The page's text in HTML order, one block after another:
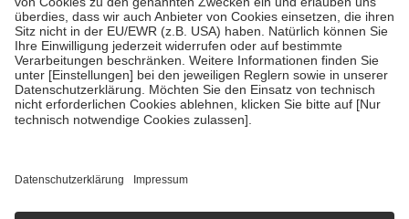
• Kindern und Jugendlichen bis zum vollendeten 18. Lebensjahr
mit Ausnahme der Fahrkosten
• Untersuchungen zur Vorsorge und Früherkennung, die von der
GKV getragen werden
• empfohlenen Schutzimpfungen
• Harn- und Blutteststreifen
getroffen, um sicherzustellen, dass es sich um echte Bewertungen
https://help.etrusted.com/hc/de/articles/4419944605341